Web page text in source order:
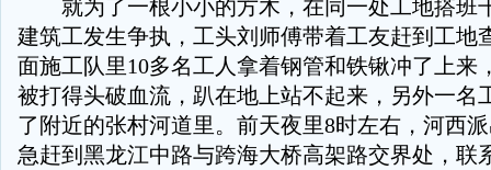
就为了一根小小的方木，在同一处工地搭班
建筑工发生争执，工头刘师傅带着工友赶到工地
面施工队里10多名工人拿着钢管和铁锹冲了上来
被打得头破血流，趴在地上站不起来，另外一名
了附近的张村河道里。前天夜里8时左右，河西
急赶到黑龙江中路与跨海大桥高架路交界处，联